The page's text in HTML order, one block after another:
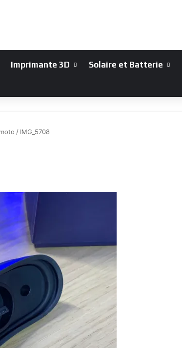
Imprimante 3D Solaire et Batterie
/ IMG_5708